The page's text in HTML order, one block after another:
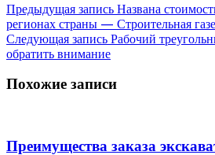
Предыдущая запись Названа
регионах страны — Строительная
Следующая запись Рабочий
обратить внимание
Похожие записи
Преимущества заказа